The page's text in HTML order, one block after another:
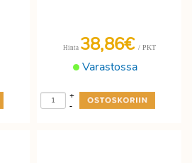
Varastossa
Hinta 38,86€ / PKT
-
+